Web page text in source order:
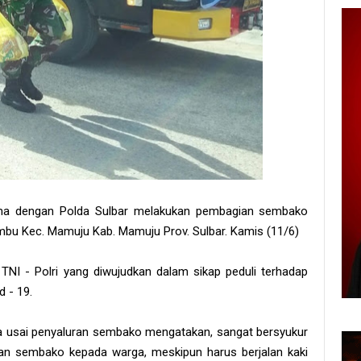
dengan Polda Sulbar melakukan pembagian sembako
Kec. Mamuju Kab. Mamuju Prov. Sulbar. Kamis (11/6)
- Polri yang diwujudkan dalam sikap peduli terhadap
- 19.
penyaluran sembako mengatakan, sangat bersyukur
sembako kepada warga, meskipun harus berjalan kaki